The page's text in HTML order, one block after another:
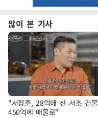
많이 본 기사
"서장훈, 28억에 산 서초 건물
450억에 매물로"